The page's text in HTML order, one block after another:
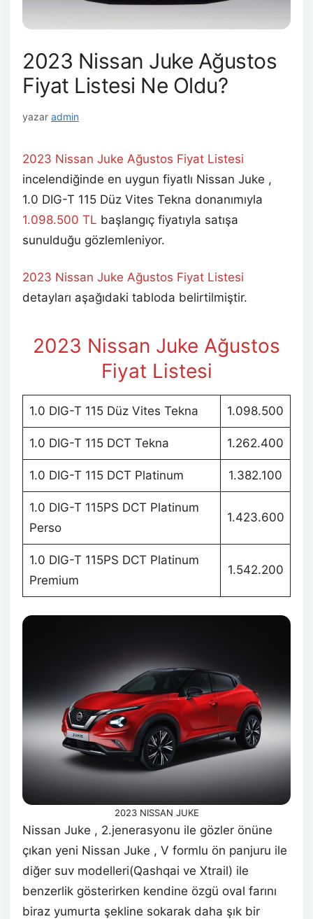
2023 Nissan Juke Ağustos
Fiyat Listesi Ne Oldu?
yazar admin
2023 Nissan Juke Ağustos Fiyat Listesi
incelendiğinde en uygun fiyatlı Nissan Juke ,
1.0 DIG-T 115 Düz Vites Tekna donanımıyla
1.098.500 TL başlangıç fiyatıyla satışa
sunulduğu gözlemleniyor.
2023 Nissan Juke Ağustos Fiyat Listesi
detayları aşağıdaki tabloda belirtilmiştir.
2023 Nissan Juke Ağustos
Fiyat Listesi
1.0 DIG-T 115 Düz Vites Tekna 1.098.500
1.0 DIG-T 115 DCT Tekna 1.262.400
1.0 DIG-T 115 DCT Platinum 1.382.100
1.0 DIG-T 115PS DCT Platinum
Perso
1.423.600
1.0 DIG-T 115PS DCT Platinum
Premium
1.542.200
2023 NISSAN JUKE
Nissan Juke , 2.jenerasyonu ile gözler önüne
çıkan yeni Nissan Juke , V formlu ön panjuru ile
diğer suv modelleri(Qashqai ve Xtrail) ile
benzerlik gösterirken kendine özgü oval farını
biraz yumurta şekline sokarak daha şık bir